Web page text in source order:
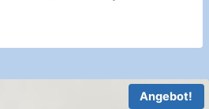
Angebot!